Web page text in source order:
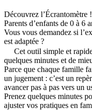
Découvrez l’Écrantomètre
Parents d’enfants de 0 à 6
Vous vous demandez si
est adaptée ?
Cet outil simple et
quelques minutes et de
Parce que chaque famille
un jugement : c’est un
avancer pas à pas vers un
Prenez quelques minutes
ajuster vos pratiques en